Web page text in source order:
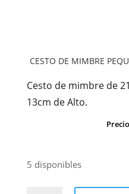
CESTO DE MIMBRE
Cesto de mimbre de
13cm de Alto.
5 disponibles